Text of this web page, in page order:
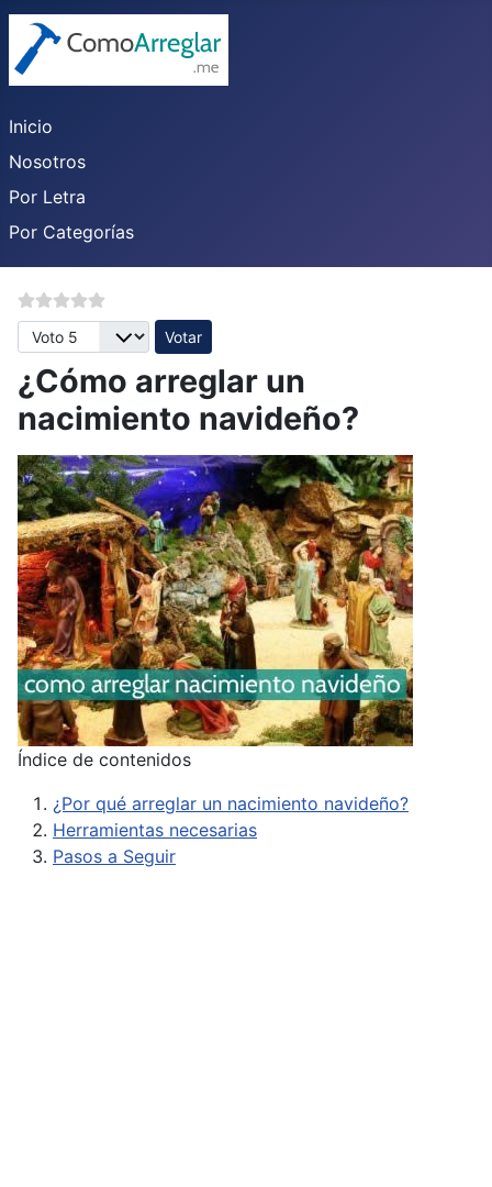
Inicio
Nosotros
Por Letra
Por Categorías
Por favor, vote
¿Cómo arreglar un
nacimiento navideño?
Índice de contenidos
¿Por qué arreglar un nacimiento navideño?
Herramientas necesarias
Pasos a Seguir